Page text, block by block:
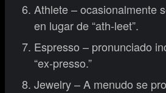
Athlete – ocasionalmente
en lugar de “ath-leet”.
Espresso – pronunciado
“ex-presso.”
Jewelry – A menudo se